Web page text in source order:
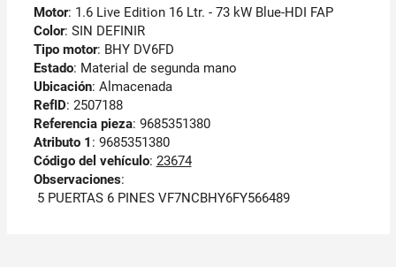
Motor: 1.6 Live Edition 16 Ltr. - 73 kW Blue-HDI FAP
Color: SIN DEFINIR
Tipo motor: BHY DV6FD
Estado: Material de segunda mano
Ubicación: Almacenada
RefID: 2507188
Referencia pieza: 9685351380
Atributo 1 : 9685351380
Código del vehículo: 23674
Observaciones:
5 PUERTAS 6 PINES VF7NCBHY6FY566489